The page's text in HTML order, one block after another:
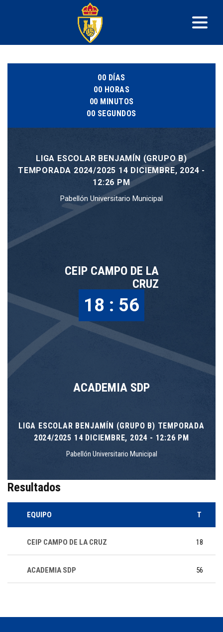
00 DÍAS
00 HORAS
00 MINUTOS
00 SEGUNDOS
LIGA ESCOLAR BENJAMÍN (GRUPO B)
TEMPORADA 2024/2025 14 DICIEMBRE, 2024 -
12:26 PM
Pabellón Universitario Municipal
CEIP CAMPO DE LA
CRUZ
18 : 56
ACADEMIA SDP
LIGA ESCOLAR BENJAMÍN (GRUPO B) TEMPORADA
2024/2025 14 DICIEMBRE, 2024 - 12:26 PM
Pabellón Universitario Municipal
Resultados
EQUIPO T
CEIP CAMPO DE LA CRUZ 18
ACADEMIA SDP 56